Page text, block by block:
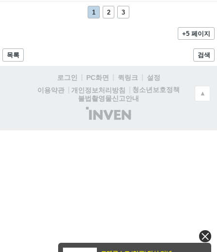
1 2 3
+5 페이지
목록 검색
로그인 PC화면 퀵링크
설정
이용약관
개인정보처리방침
청소년보호정책
불법촬영물신고안내
(주)
인
▲